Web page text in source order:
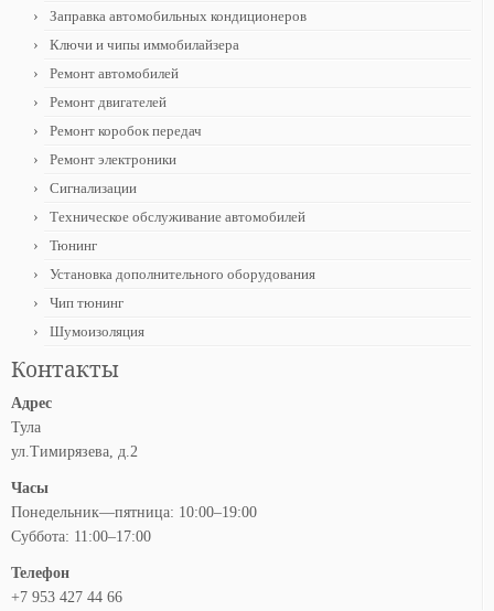
Заправка автомобильных кондиционеров
Ключи и чипы иммобилайзера
Ремонт автомобилей
Ремонт двигателей
Ремонт коробок передач
Ремонт электроники
Сигнализации
Техническое обслуживание автомобилей
Тюнинг
Установка дополнительного оборудования
Чип тюнинг
Шумоизоляция
Контакты
Адрес
Тула
ул.Тимирязева, д.2
Часы
Понедельник—пятница: 10:00–19:00
Суббота: 11:00–17:00
Телефон
+7 953 427 44 66